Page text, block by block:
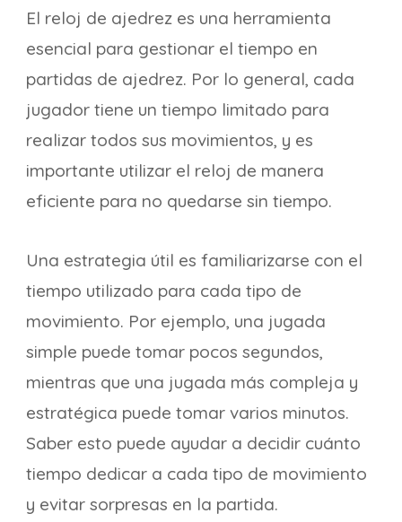
El reloj de ajedrez es una herramienta
esencial para gestionar el tiempo en
partidas de ajedrez. Por lo general, cada
jugador tiene un tiempo limitado para
realizar todos sus movimientos, y es
importante utilizar el reloj de manera
eficiente para no quedarse sin tiempo.
Una estrategia útil es familiarizarse con el
tiempo utilizado para cada tipo de
movimiento. Por ejemplo, una jugada
simple puede tomar pocos segundos,
mientras que una jugada más compleja y
estratégica puede tomar varios minutos.
Saber esto puede ayudar a decidir cuánto
tiempo dedicar a cada tipo de movimiento
y evitar sorpresas en la partida.